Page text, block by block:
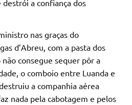
a confiança dos
nas graças do
d’Abreu, com a pasta dos
consegue sequer pôr a
o comboio entre Luanda e
a companhia aérea
nada pela cabotagem e pelos